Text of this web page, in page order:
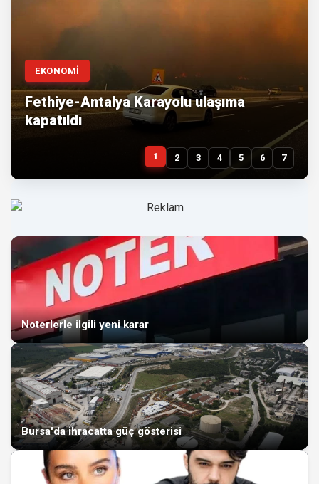
EKONOMİ
Fethiye-Antalya Karayolu ulaşıma
kapatıldı
1 2 3 4 5 6 7
Noterlerle ilgili yeni karar
Bursa'da ihracatta güç gösterisi